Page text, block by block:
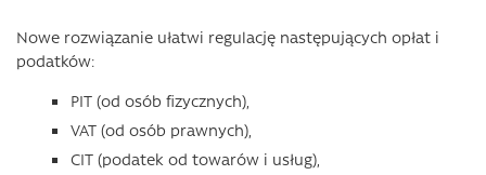
Nowe rozwiązanie ułatwi regulację następujących opłat i
podatków:
PIT (od osób fizycznych),
VAT (od osób prawnych),
CIT (podatek od towarów i usług),